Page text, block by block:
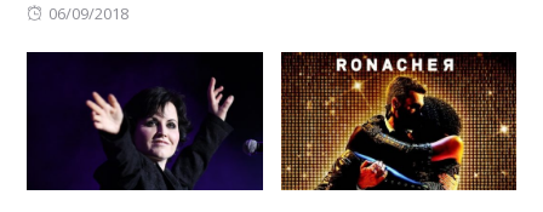
Posted
06/09/2018